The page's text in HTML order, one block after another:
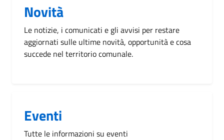
Novità
Le notizie, i comunicati e gli avvisi per restare
aggiornati sulle ultime novità, opportunità e cosa
succede nel territorio comunale.
Eventi
Tutte le informazioni su eventi